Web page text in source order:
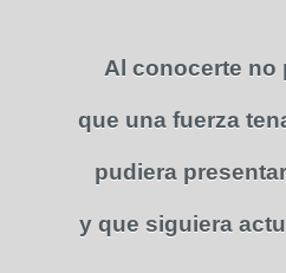
Al conocerte no
que una fuerza
pudiera
y que siguiera